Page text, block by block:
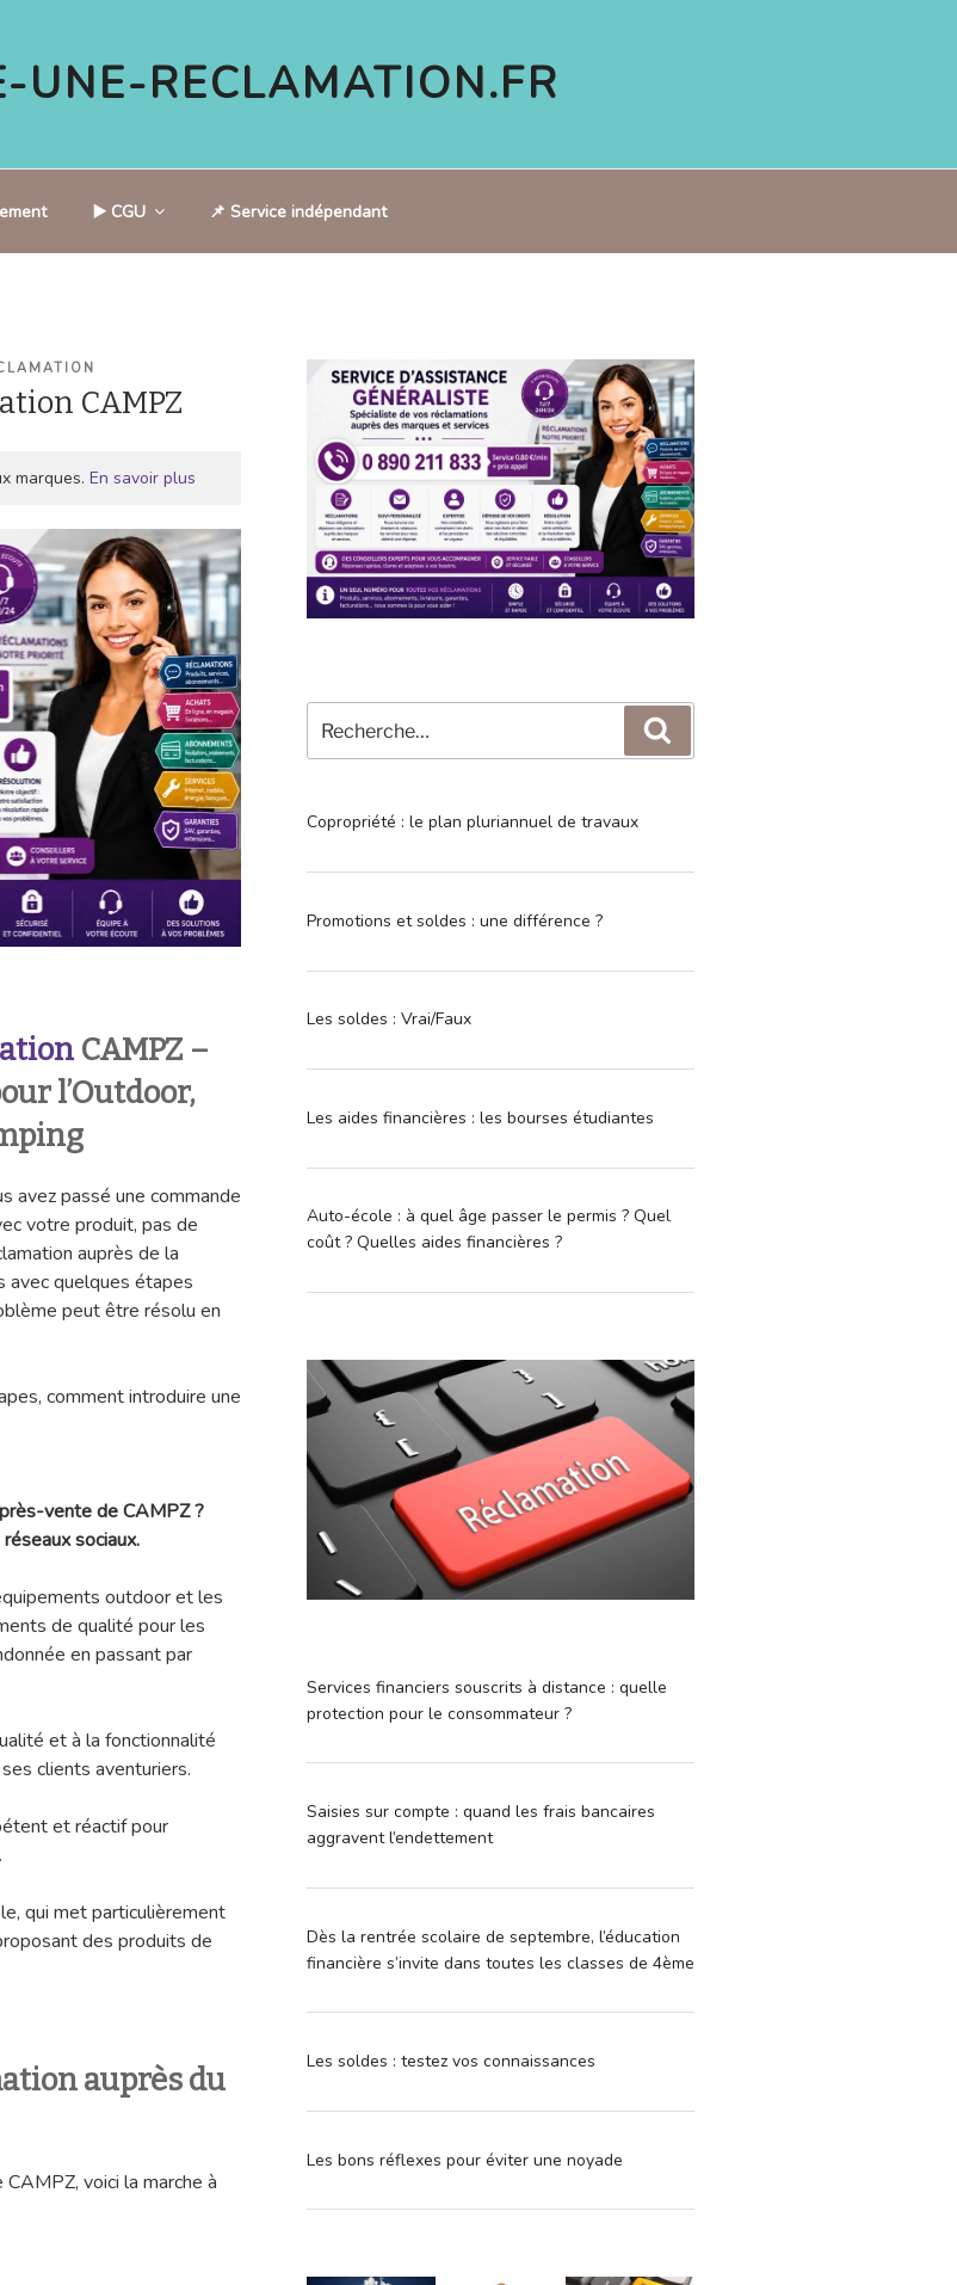
UNE-RECLAMATION.FR
▶️ CGU 📌 Service indépendant
CAMPZ
marques. En savoir plus
CAMPZ –
l’Outdoor,
avez passé une commande
votre produit, pas de
auprès de la
avec quelques étapes
peut être résolu en
comment introduire une
vente de CAMPZ ?
sociaux.
outdoor et les
de qualité pour les
en passant par
et à la fonctionnalité
clients aventuriers.
et réactif pour
qui met particulièrement
des produits de
auprès du
voici la marche à
pour
:
Copropriété : le plan pluriannuel de travaux
Promotions et soldes : une différence ?
Les soldes : Vrai/Faux
Les aides financières : les bourses étudiantes
Auto-école : à quel âge passer le permis ? Quel
coût ? Quelles aides financières ?
Services financiers souscrits à distance : quelle
protection pour le consommateur ?
Saisies sur compte : quand les frais bancaires
aggravent l’endettement
Dès la rentrée scolaire de septembre, l’éducation
financière s’invite dans toutes les classes de 4ème
Les soldes : testez vos connaissances
Les bons réflexes pour éviter une noyade